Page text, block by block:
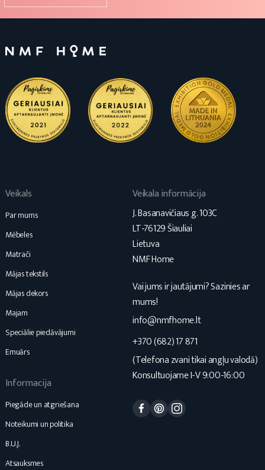
Veikals
Par mums
Mēbeles
Matrači
Mājas tekstils
Mājas dekors
Majam
Speciālie piedāvājumi
Emuārs
Informacija
Piegāde un atgriešana
Noteikumi un politika
B.U.J.
Atsauksmes
Veikala informācija
J. Basanavičiaus g. 103C
LT-76129 Šiauliai
Lietuva
NMF Home
Vai jums ir jautājumi? Sazinies ar
mums!
info@nmfhome.lt
+370 (682) 17 871
(Telefona zvani tikai angļu valodā)
Konsultuojame I-V 9:00-16:00
Facebook
Pinterest